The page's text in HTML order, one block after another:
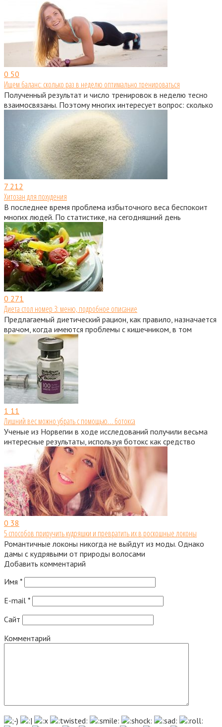
0 50
Ищем баланс: сколько раз в неделю оптимально тренироваться
Полученный результат и число тренировок в неделю тесно
взаимосвязаны. Поэтому многих интересует вопрос: сколько
7 212
Хитозан для похудения
В последнее время проблема избыточного веса беспокоит
многих людей. По статистике, на сегодняшний день
0 271
Диета стол номер 3: меню, подробное описание
Предлагаемый диетический рацион, как правило, назначается
врачом, когда имеются проблемы с кишечником, в том
1 11
Лишний вес можно убрать с помощью… ботокса
Ученые из Норвегии в ходе исследований получили весьма
интересные результаты, используя ботокс как средство
0 38
5 способов приручить кудряшки и превратить их в роскошные локоны
Романтичные локоны никогда не выйдут из моды. Однако
дамы с кудрявыми от природы волосами
Добавить комментарий
Имя *
E-mail *
Сайт
Комментарий